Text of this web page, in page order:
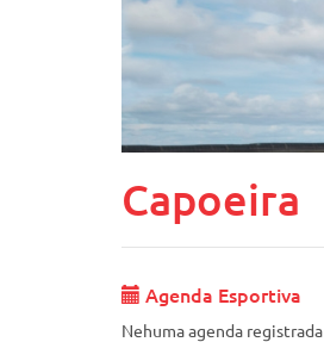
Capoeira
Agenda Esportiva
Nehuma agenda registrada